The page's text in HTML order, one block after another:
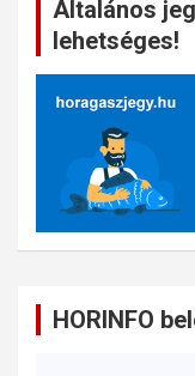
Általános
lehetséges!
HORINFO